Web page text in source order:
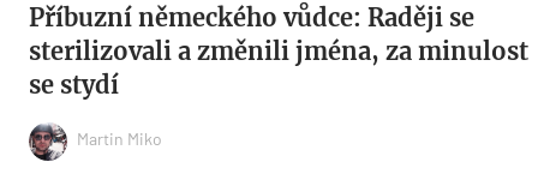
Příbuzní německého vůdce: Raději se
sterilizovali a změnili jména, za minulost
se stydí
Martin Miko